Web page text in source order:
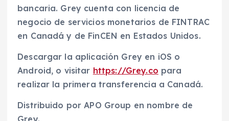
bancaria. Grey cuenta con licencia de
negocio de servicios monetarios de FINTRAC
en Canadá y de FinCEN en Estados Unidos.
Descargar la aplicación Grey en iOS o
Android, o visitar https://Grey.co para
realizar la primera transferencia a Canadá.
Distribuido por APO Group en nombre de
Grey.